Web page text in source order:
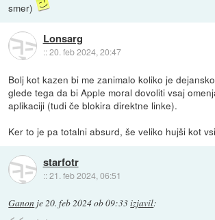
smer)
Lonsarg
::20. feb 2024, 20:47
Bolj kot kazen bi me zanimalo koliko je
glede tega da bi Apple moral dovoliti vsaj
aplikaciji (tudi če blokira direktne linke).
Ker to je pa totalni absurd, še veliko hujši kot
starfotr
::21. feb 2024, 06:51
Ganon je20. feb 2024 ob 09:33izjavil: